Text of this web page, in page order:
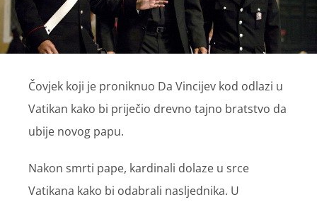
Čovjek koji je proniknuo Da Vincijev kod odlazi u
Vatikan kako bi priječio drevno tajno bratstvo da
ubije novog papu.
Nakon smrti pape, kardinali dolaze u srce
Vatikana kako bi odabrali nasljednika. U